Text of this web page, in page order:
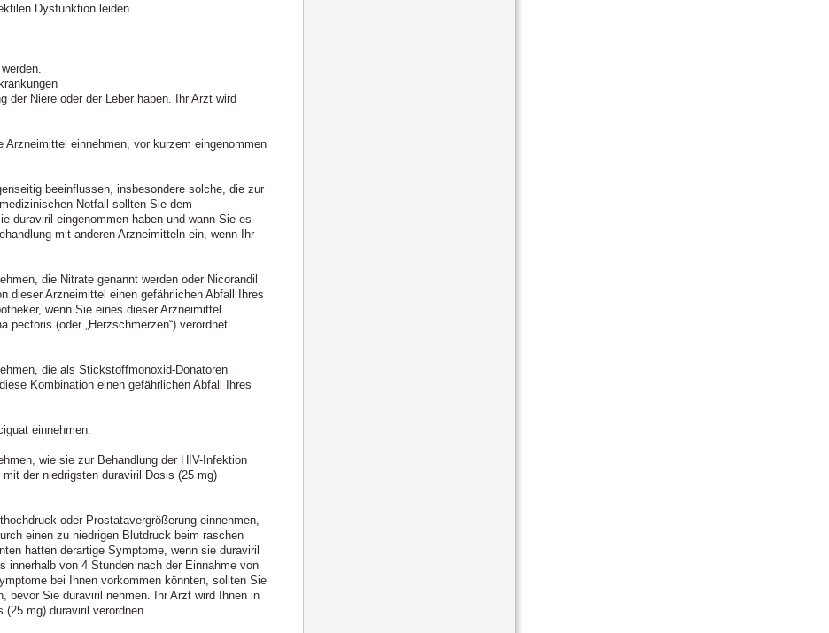
Dysfunktion leiden.
Niere oder der Leber haben. Ihr Arzt wird
Arzneimittel einnehmen, vor kurzem eingenommen
beeinflussen, insbesondere solche, die zur
Notfall sollten Sie dem
duraviril eingenommen haben und wann Sie es
mit anderen Arzneimitteln ein, wenn Ihr
die Nitrate genannt werden oder Nicorandil
dieser Arzneimittel einen gefährlichen Abfall Ihres
wenn Sie eines dieser Arzneimittel
pectoris (oder „Herzschmerzen“) verordnet
die als Stickstoffmonoxid-Donatoren
Kombination einen gefährlichen Abfall Ihres
einnehmen.
wie sie zur Behandlung der HIV-Infektion
der niedrigsten duraviril Dosis (25 mg)
oder Prostatavergrößerung einnehmen,
einen zu niedrigen Blutdruck beim raschen
hatten derartige Symptome, wenn sie duraviril
innerhalb von 4 Stunden nach der Einnahme von
bei Ihnen vorkommen könnten, sollten Sie
bevor Sie duraviril nehmen. Ihr Arzt wird Ihnen in
(25 mg) duraviril verordnen.